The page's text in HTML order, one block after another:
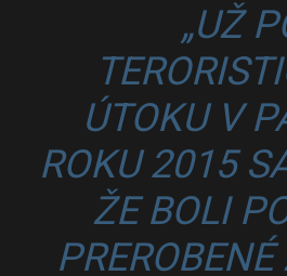
„UŽ
ÚTOKU V
ROKU 2015
ŽE BOLI